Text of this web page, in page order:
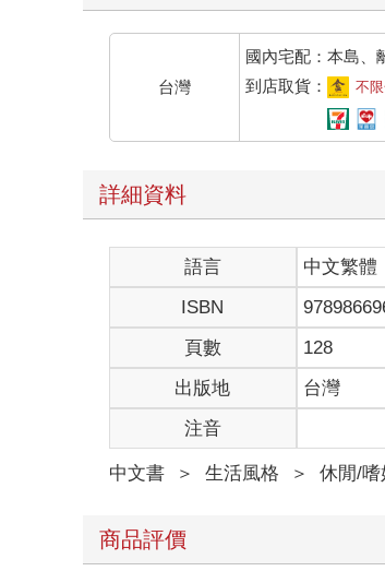
台灣
國內宅配：本島、
到店取貨：
不
詳細資料
語言 中文繁體
ISBN
頁數
128
出版地
台灣
注音
中文書 ＞ 生活風格 ＞ 休閒/嗜
商品評價